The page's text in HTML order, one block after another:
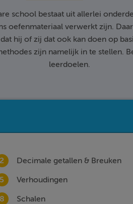
school bestaat uit allerlei
oefenmateriaal verwerkt zijn.
hij of zij dat ook kan doen op
zijn namelijk in te stellen.
leerdoelen.
2 Decimale getallen & Breuken
5 Verhoudingen
8 Schalen